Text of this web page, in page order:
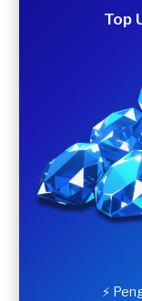
Top
⚡